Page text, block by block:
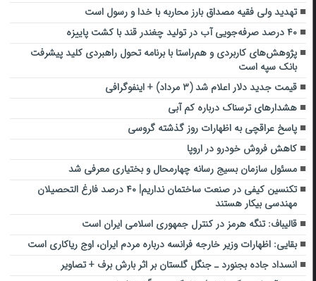
تهدید ولی فقیه مصداق بارز محاربه با خدا و رسول است
۴۰ درصد صرفه‌جویی آب در تولید چغندر قند با کشت پاییزه
پژوهش‌های کاربردی و هم‌راستا با برنامه تحول راهبردی کلید پیشرفت
بانک سپه است
قیمت جدید دلار اعلام شد (۳ مرداد) + اینفوگرافی
هشدارهای ترسناک درباره کم آبی
پاسخ عراقچی به اظهارات روز گذشته گروسی
کاهش فروش خودرو در اروپا
مسئول سازمان بسیج رسانه چهارمحال و بختیاری معرفی شد
تکنسین کیفی در صنعت ساختمان نداریم| ۴۰ درصد فارغ التحصیلان
مهندسی بیکار هستند
قالیباف: تنگه هرمز در کنترل جمهوری اسلامی ایران است
بقایی: اظهارات وزیر خارجه فرانسه درباره مردم ایران، اوج ریاکاری است
انسداد جاده بجنورد ـ جنگل گلستان بر اثر بارش برف‌ + تصاویر